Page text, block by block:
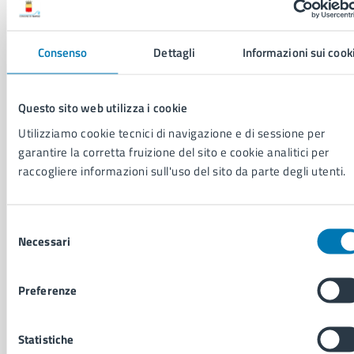
Consenso Dettagli Informazioni sui
Questo sito web utilizza i cookie
Utilizziamo cookie tecnici di navigazione e di sessione per
garantire la corretta fruizione del sito e cookie analitici per
raccogliere informazioni sull'uso del sito da parte degli utenti.
delNecessari
Preferenze
Statistiche
Amministrazione
Area Consiglio Comunale
Servizio Coordinamento e Segreteria del Consiglio
Comunale
Servizio Comunicazione Istituzionale e Portale